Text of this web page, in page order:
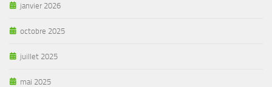
janvier 2026
octobre 2025
juillet 2025
mai 2025